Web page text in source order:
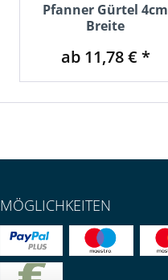
Pfanner Gürtel 4cm
Breite
ab 11,78 € *